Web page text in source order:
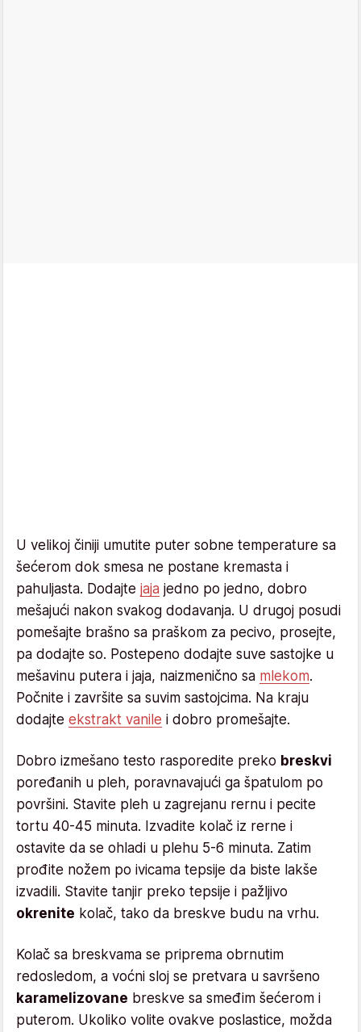
U velikoj činiji umutite puter sobne temperature sa
šećerom dok smesa ne postane kremasta i
pahuljasta. Dodajte jaja jedno po jedno, dobro
mešajući nakon svakog dodavanja. U drugoj posudi
pomešajte brašno sa praškom za pecivo, prosejte,
pa dodajte so. Postepeno dodajte suve sastojke u
mešavinu putera i jaja, naizmenično sa mlekom.
Počnite i završite sa suvim sastojcima. Na kraju
dodajte ekstrakt vanile i dobro promešajte.
Dobro izmešano testo rasporedite preko breskvi
poređanih u pleh, poravnavajući ga špatulom po
površini. Stavite pleh u zagrejanu rernu i pecite
tortu 40-45 minuta. Izvadite kolač iz rerne i
ostavite da se ohladi u plehu 5-6 minuta. Zatim
prođite nožem po ivicama tepsije da biste lakše
izvadili. Stavite tanjir preko tepsije i pažljivo
okrenite kolač, tako da breskve budu na vrhu.
Kolač sa breskvama se priprema obrnutim
redosledom, a voćni sloj se pretvara u savršeno
karamelizovane breskve sa smeđim šećerom i
puterom. Ukoliko volite ovakve poslastice, možda